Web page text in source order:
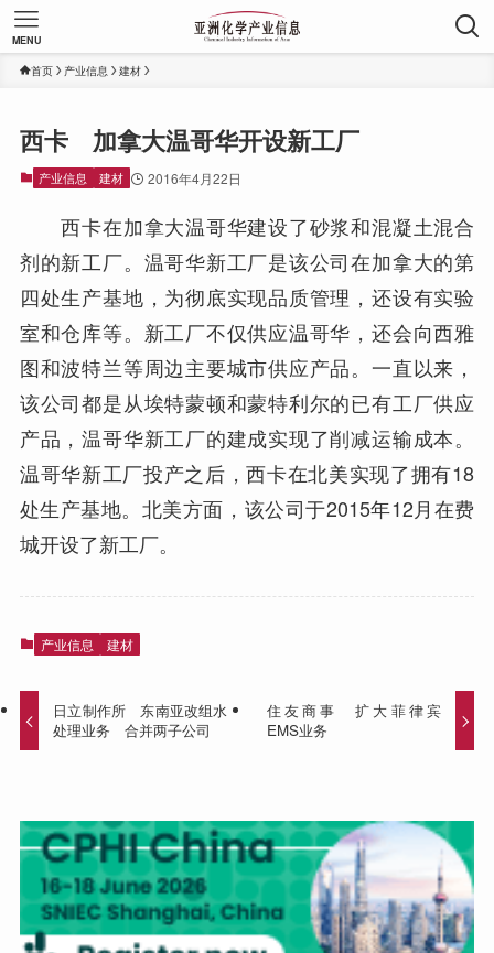
MENU
首页 产业信息 建材
西卡 加拿大温哥华开设新工厂
产业信息 建材 2016年4月22日
西卡在加拿大温哥华建设了砂浆和混凝土混合
剂的新工厂。温哥华新工厂是该公司在加拿大的第
四处生产基地，为彻底实现品质管理，还设有实验
室和仓库等。新工厂不仅供应温哥华，还会向西雅
图和波特兰等周边主要城市供应产品。一直以来，
该公司都是从埃特蒙顿和蒙特利尔的已有工厂供应
产品，温哥华新工厂的建成实现了削减运输成本。
温哥华新工厂投产之后，西卡在北美实现了拥有18
处生产基地。北美方面，该公司于2015年12月在费
城开设了新工厂。
产业信息 建材
日立制作所 东南亚改组水
处理业务 合并两子公司
住友商事 扩大菲律宾
EMS业务